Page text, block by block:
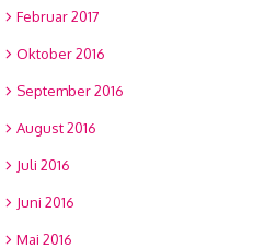
Februar 2017
Oktober 2016
September 2016
August 2016
Juli 2016
Juni 2016
Mai 2016